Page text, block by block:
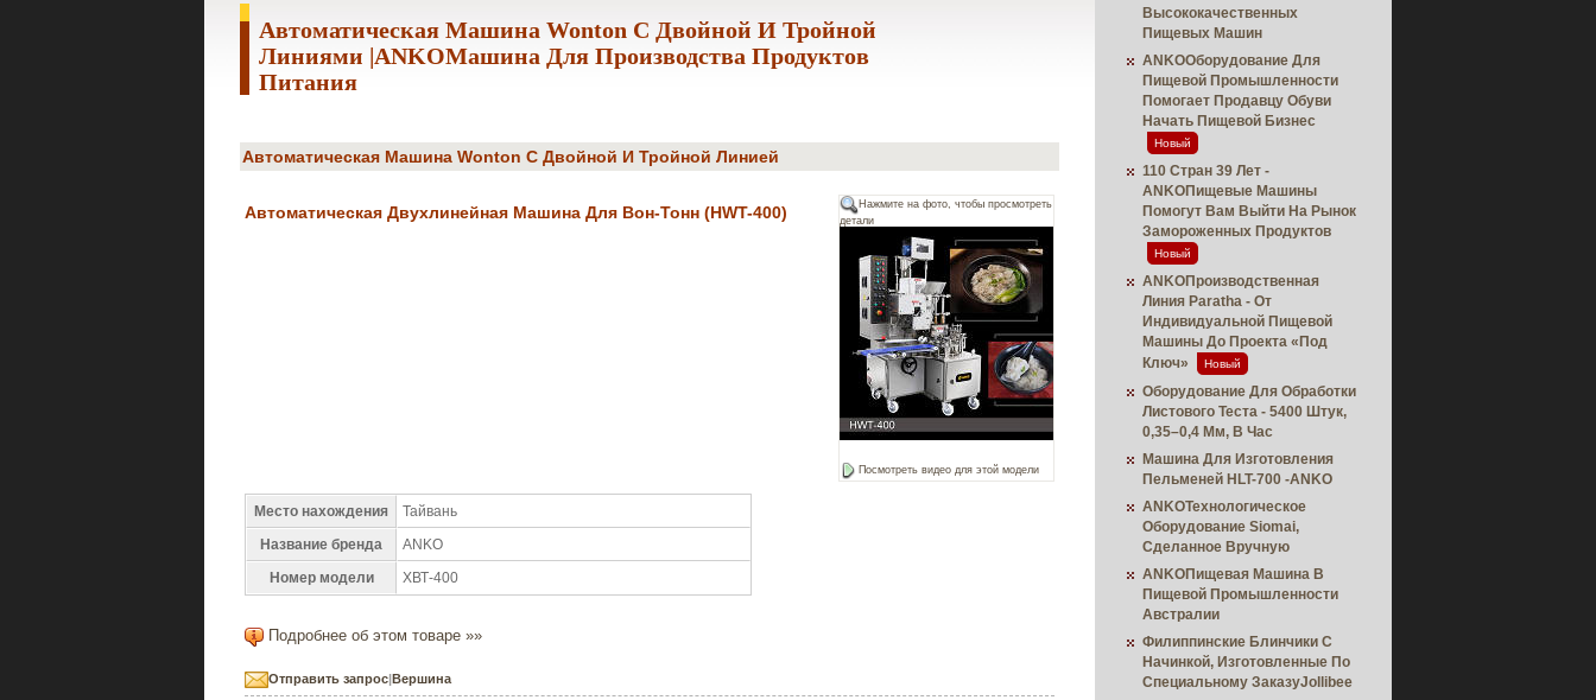
Автоматическая Машина Wonton С Двойной И Тройной
Линиями |ANKOМашина Для Производства Продуктов
Питания
Автоматическая Машина Wonton С Двойной И Тройной Линией
Нажмите на фото, чтобы просмотреть
детали
Посмотреть видео для этой модели
Автоматическая Двухлинейная Машина Для Вон-Тонн (HWT-400)
Место нахождения
Тайвань
Название бренда
ANKO
Номер модели
ХВТ-400
Подробнее об этом товаре »»
Отправить запрос|Вершина
Высококачественных
Пищевых Машин
ANKOОборудование Для
Пищевой Промышленности
Помогает Продавцу Обуви
Начать Пищевой Бизнес
Новый
110 Стран 39 Лет -
ANKOПищевые Машины
Помогут Вам Выйти На Рынок
Замороженных Продуктов
Новый
ANKOПроизводственная
Линия Paratha - От
Индивидуальной Пищевой
Машины До Проекта «под
Ключ»
Новый
Оборудование Для Обработки
Листового Теста - 5400 Штук,
0,35–0,4 Мм, В Час
Машина Для Изготовления
Пельменей HLT-700 -ANKO
ANKOТехнологическое
Оборудование Siomai,
Сделанное Вручную
ANKOПищевая Машина В
Пищевой Промышленности
Австралии
Филиппинские Блинчики С
Начинкой, Изготовленные По
Специальному ЗаказуJollibee